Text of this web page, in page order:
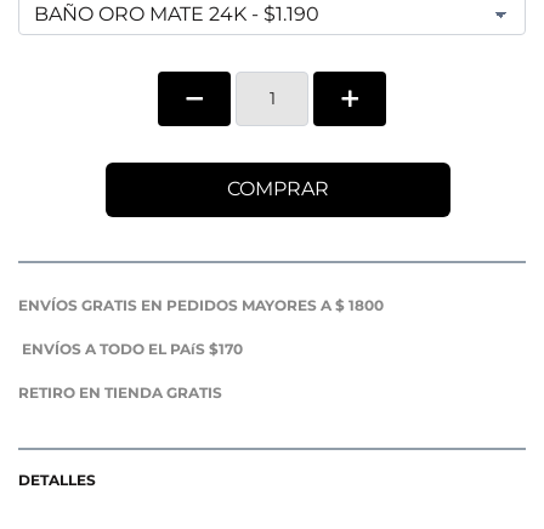
COMPRAR
ENVÍOS GRATIS EN PEDIDOS MAYORES A $ 1800
ENVÍOS A TODO EL PAíS $170
RETIRO EN TIENDA GRATIS
DETALLES